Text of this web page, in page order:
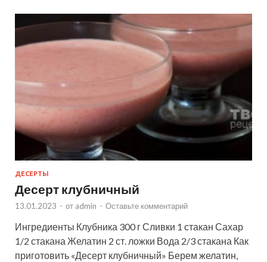
ДЕСЕРТЫ
Десерт клубничный
13.01.2023 - от admin - Оставьте комментарий
Ингредиенты Клубника 300 г Сливки 1 стакан Сахар
1/2 стакана Желатин 2 ст. ложки Вода 2/3 стакана Как
приготовить «Десерт клубничный» Берем желатин,